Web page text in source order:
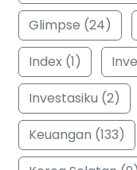
Glimpse (24)
Index (1)
Investasiku (2)
Keuangan (133)